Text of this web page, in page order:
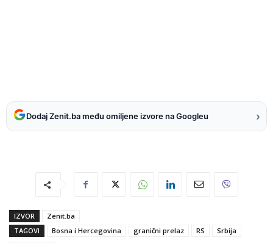
Dodaj Zenit.ba među omiljene izvore na Googleu ›
IZVOR
Zenit.ba
TAGOVI
Bosna i Hercegovina granični prelaz RS
Srbija